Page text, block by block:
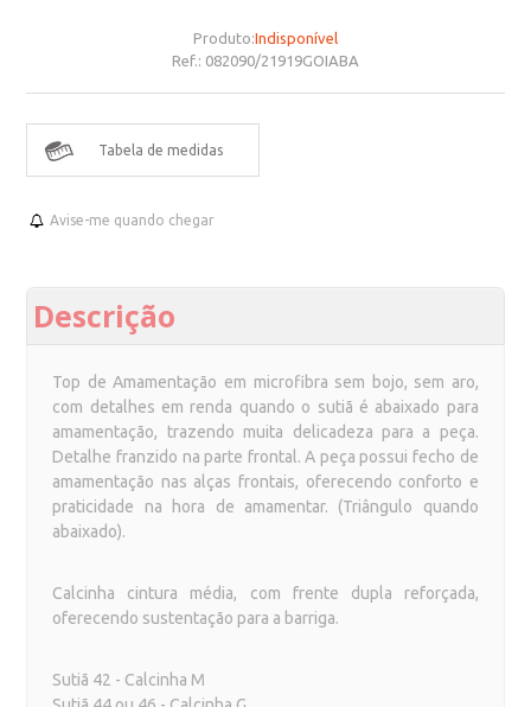
Produto:Indisponível
Ref.: 082090/21919GOIABA
Tabela de medidas
Avise-me quando chegar
Descrição
Top de Amamentação em microfibra sem bojo, sem aro,
com detalhes em renda quando o sutiã é abaixado para
amamentação, trazendo muita delicadeza para a peça.
Detalhe franzido na parte frontal. A peça possui fecho de
amamentação nas alças frontais, oferecendo conforto e
praticidade na hora de amamentar. (Triângulo quando
abaixado).
Calcinha cintura média, com frente dupla reforçada,
oferecendo sustentação para a barriga.
Sutiã 42 - Calcinha M